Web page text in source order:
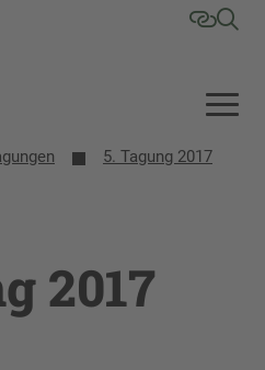
5. Tagung 2017
2017